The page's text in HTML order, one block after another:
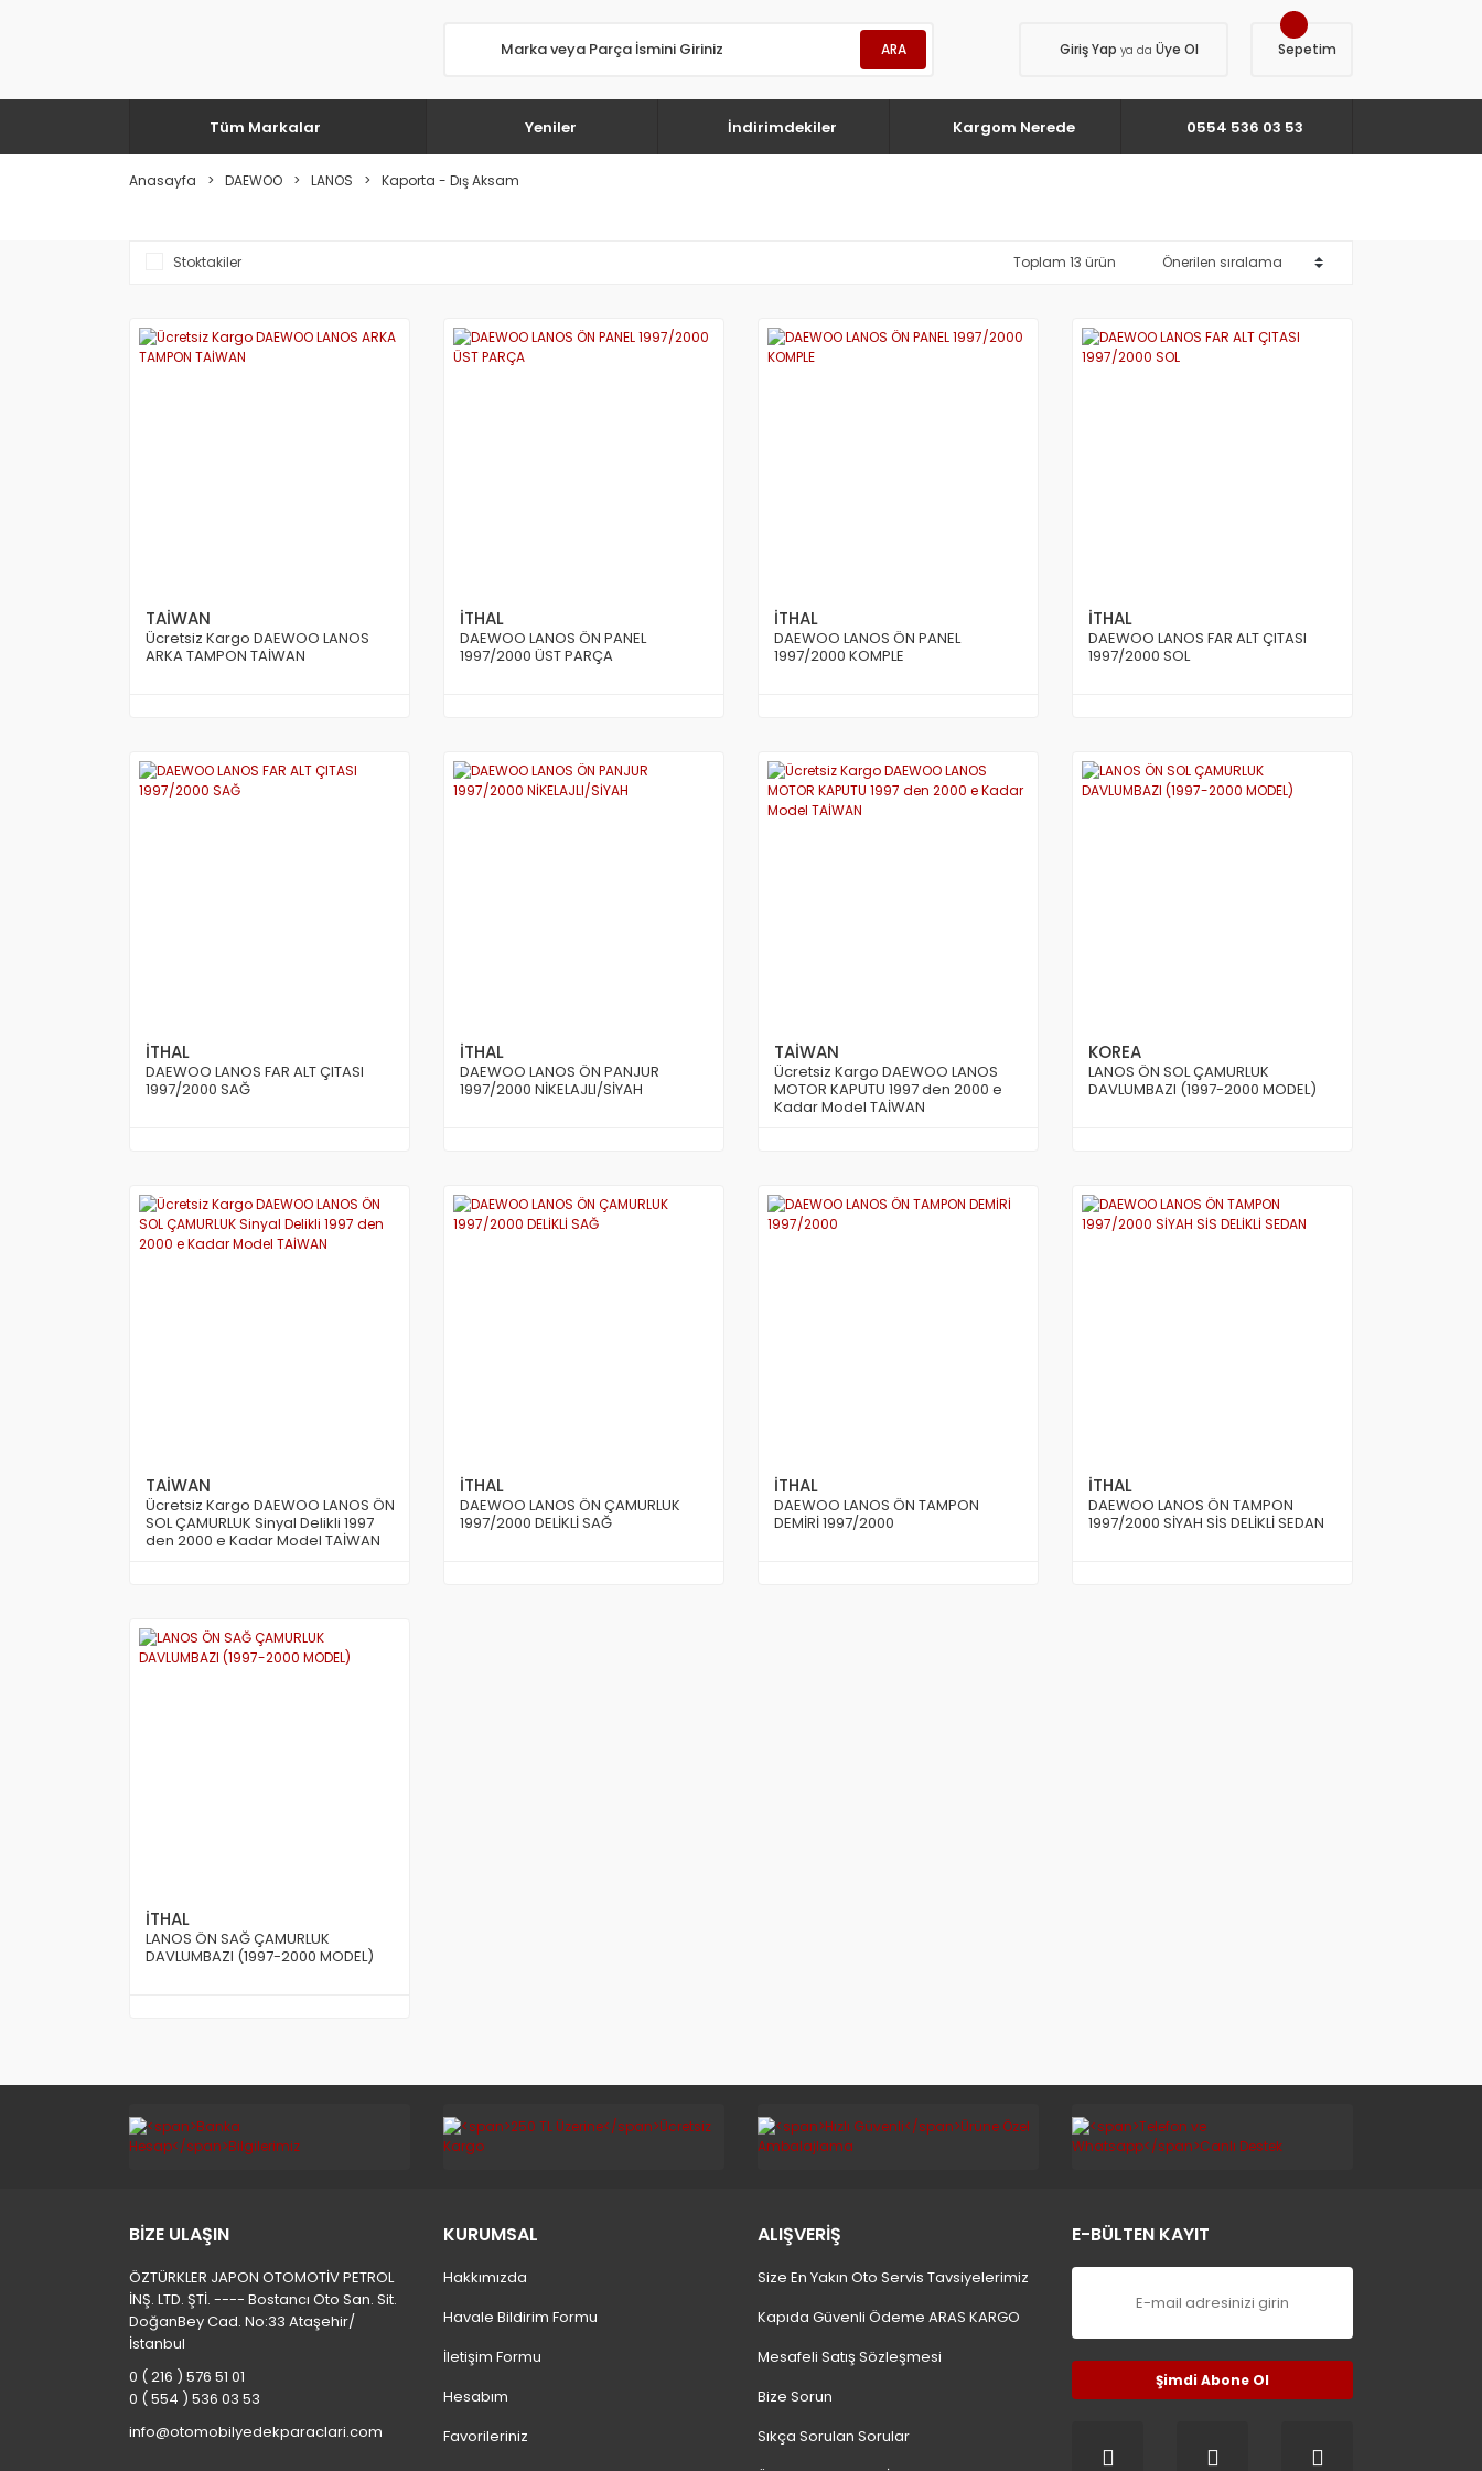
ARA Giriş Yap ya da Üye Ol Sepetim
Tüm Markalar Yeniler İndirimdekiler Kargom Nerede 0554 536 03 53
Anasayfa DAEWOO LANOS Kaporta - Dış Aksam
Stoktakiler Toplam 13 ürün
TAİWAN
Ücretsiz Kargo DAEWOO LANOS
ARKA TAMPON TAİWAN
İTHAL
DAEWOO LANOS ÖN PANEL
1997/2000 ÜST PARÇA
İTHAL
DAEWOO LANOS ÖN PANEL
1997/2000 KOMPLE
İTHAL
DAEWOO LANOS FAR ALT ÇITASI
1997/2000 SOL
İTHAL
DAEWOO LANOS FAR ALT ÇITASI
1997/2000 SAĞ
İTHAL
DAEWOO LANOS ÖN PANJUR
1997/2000 NİKELAJLI/SİYAH
TAİWAN
Ücretsiz Kargo DAEWOO LANOS
MOTOR KAPUTU 1997 den 2000 e
Kadar Model TAİWAN
KOREA
LANOS ÖN SOL ÇAMURLUK
DAVLUMBAZI (1997-2000 MODEL)
TAİWAN
Ücretsiz Kargo DAEWOO LANOS ÖN
SOL ÇAMURLUK Sinyal Delikli 1997
den 2000 e Kadar Model TAİWAN
İTHAL
DAEWOO LANOS ÖN ÇAMURLUK
1997/2000 DELİKLİ SAĞ
İTHAL
DAEWOO LANOS ÖN TAMPON
DEMİRİ 1997/2000
İTHAL
DAEWOO LANOS ÖN TAMPON
1997/2000 SİYAH SİS DELİKLİ SEDAN
İTHAL
LANOS ÖN SAĞ ÇAMURLUK
DAVLUMBAZI (1997-2000 MODEL)
BİZE ULAŞIN
ÖZTÜRKLER JAPON OTOMOTİV PETROL
İNŞ. LTD. ŞTİ. ---- Bostancı Oto San. Sit.
DoğanBey Cad. No:33 Ataşehir/
İstanbul
0 ( 216 ) 576 51 01
0 ( 554 ) 536 03 53
info@otomobilyedekparaclari.com
KURUMSAL
Hakkımızda
Havale Bildirim Formu
İletişim Formu
Hesabım
Favorileriniz
ALIŞVERİŞ
Size En Yakın Oto Servis Tavsiyelerimiz
Kapıda Güvenli Ödeme ARAS KARGO
Mesafeli Satış Sözleşmesi
Bize Sorun
Sıkça Sorulan Sorular
E-BÜLTEN KAYIT
Şimdi Abone Ol